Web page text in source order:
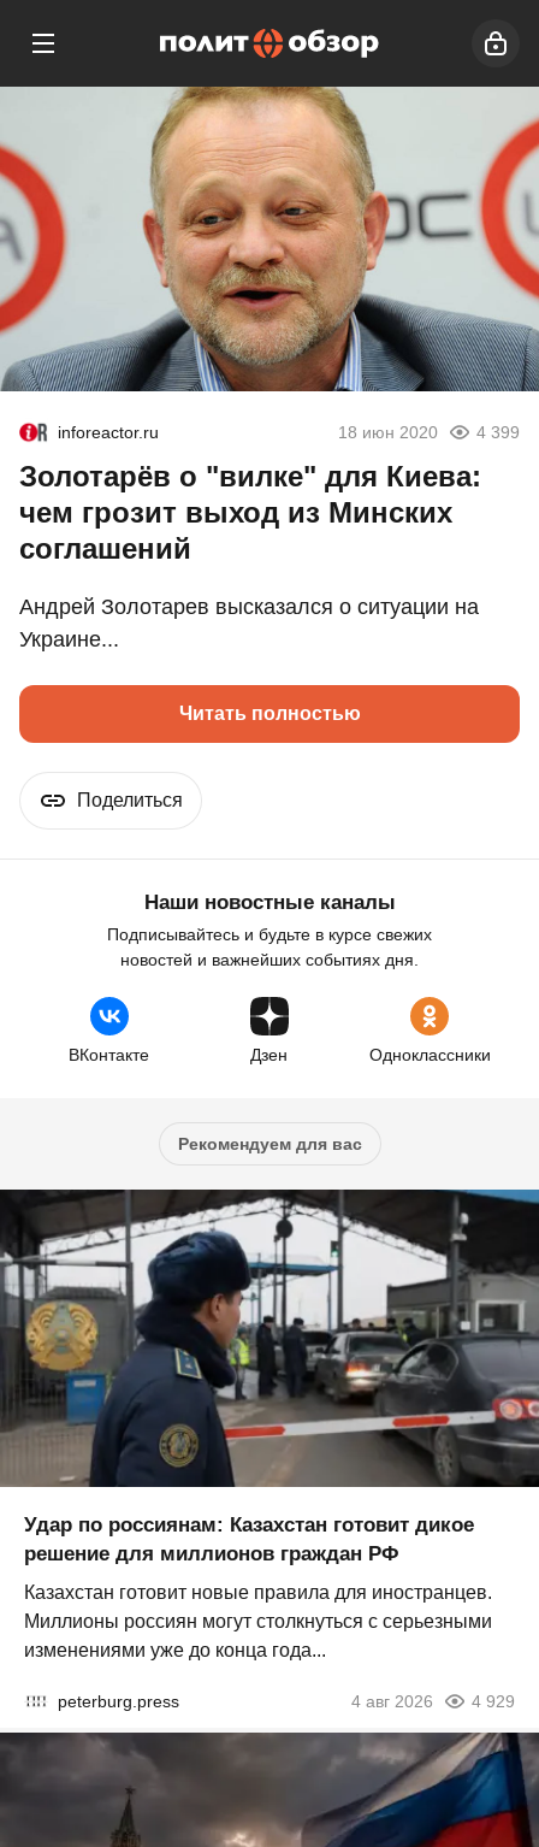
inforeactor.ru 18 июн 2020 4 399
Золотарёв о "вилке" для Киева:
чем грозит выход из Минских
соглашений
Андрей Золотарев высказался о ситуации на
Украине...
Читать полностью
Поделиться
Наши новостные каналы
Подписывайтесь и будьте в курсе свежих
новостей и важнейших событиях дня.
ВКонтакте Дзен Одноклассники
Рекомендуем для вас
Удар по россиянам: Казахстан готовит дикое
решение для миллионов граждан РФ
Казахстан готовит новые правила для иностранцев.
Миллионы россиян могут столкнуться с серьезными
изменениями уже до конца года...
peterburg.press 4 авг 2026 4 929